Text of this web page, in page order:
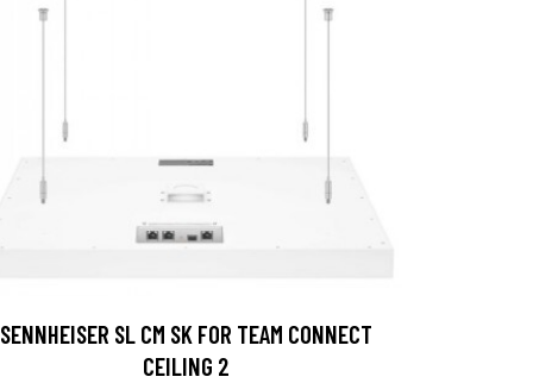
SENNHEISER SL CM SK FOR TEAM CONNECT
CEILING 2